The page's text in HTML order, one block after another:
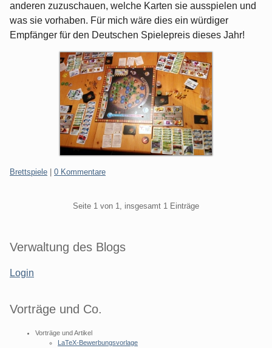
anderen zuzuschauen, welche Karten sie ausspielen und
was sie vorhaben. Für mich wäre dies ein würdiger
Empfänger für den Deutschen Spielepreis dieses Jahr!
Kategorien:
Brettspiele 0 Kommentare
Seite 1 von 1, insgesamt 1 Einträge
Seitenleiste
Verwaltung des Blogs
Login
Vorträge und Co.
Vorträge und Artikel
LaTeX-Bewerbungsvorlage